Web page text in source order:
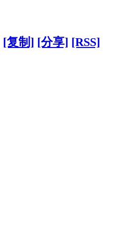
[复制] [分享] [RSS]